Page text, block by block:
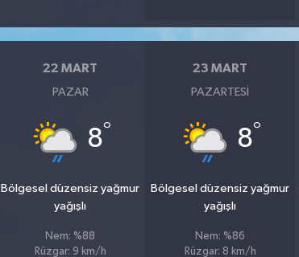
22 MART
PAZAR
8°
Bölgesel düzensiz yağmur
yağışlı
Nem: %88
Rüzgar: 9 km/h
23 MART
PAZARTESI
8°
Bölgesel düzensiz yağmur
yağışlı
Nem: %86
Rüzgar: 8 km/h